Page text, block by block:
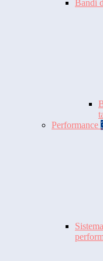
Bandi
Performance